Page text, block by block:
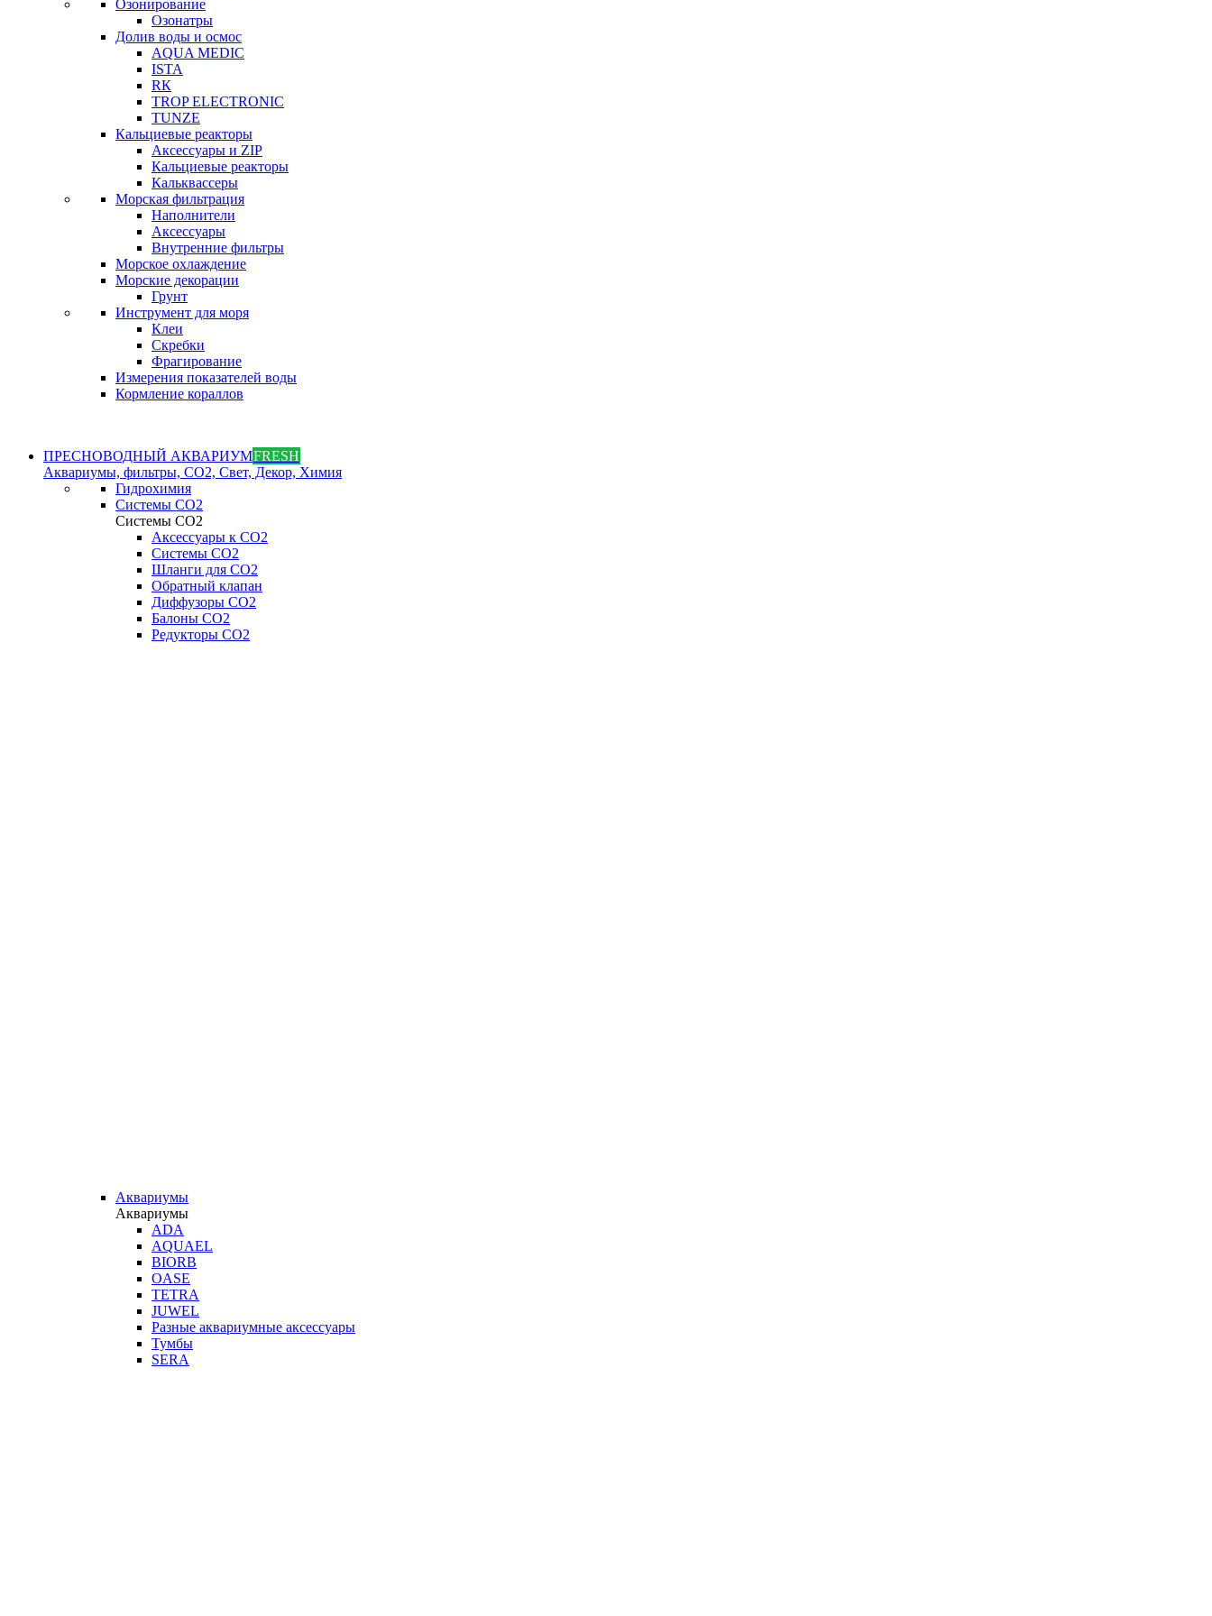
Озонирование
Озонатры
Долив воды и осмос
AQUA MEDIC
ISTA
RК
TROP ELECTRONIC
TUNZE
Кальциевые реакторы
Аксессуары и ZIP
Кальциевые реакторы
Кальквассеры
Морская фильтрация
Наполнители
Аксессуары
Внутренние фильтры
Морское охлаждение
Морские декорации
Грунт
Инструмент для моря
Клеи
Скребки
Фрагирование
Измерения показателей воды
Кормление кораллов
ПРЕСНОВОДНЫЙ АКВАРИУМFRESH
Аквариумы, фильтры, СО2, Свет, Декор, Химия
Гидрохимия
Системы СО2
Системы СО2
Аксессуары к СО2
Системы СО2
Шланги для CO2
Обратный клапан
Диффузоры СO2
Балоны CO2
Редукторы CO2
Аквариумы
Аквариумы
ADA
AQUAEL
BIORB
OASE
TETRA
JUWEL
Разные аквариумные аксессуары
Тумбы
SERA